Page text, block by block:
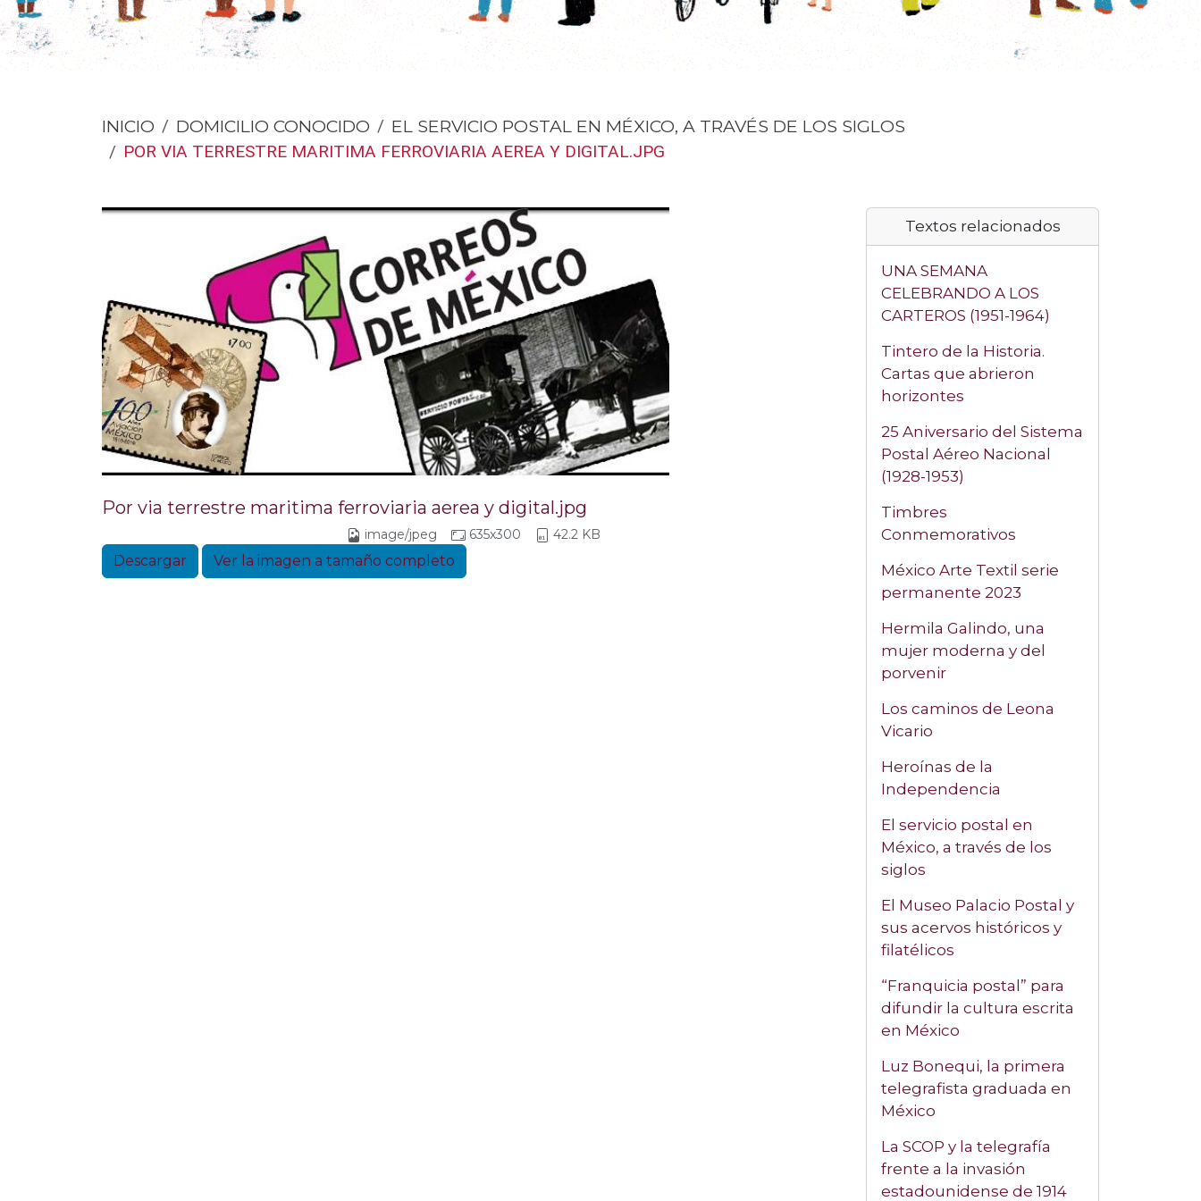
INICIO DOMICILIO CONOCIDO EL SERVICIO POSTAL EN MÉXICO, A TRAVÉS DE LOS SIGLOS
POR VIA TERRESTRE MARITIMA FERROVIARIA AEREA Y DIGITAL.JPG
Por via terrestre maritima ferroviaria aerea y digital.jpg
image/jpeg 635x300 42.2 KB
Descargar Ver la imagen a tamaño completo
Textos relacionados
UNA SEMANA
CELEBRANDO A LOS
CARTEROS (1951-1964)
Tintero de la Historia.
Cartas que abrieron
horizontes
25 Aniversario del Sistema
Postal Aéreo Nacional
(1928-1953)
Timbres
Conmemorativos
México Arte Textil serie
permanente 2023
Hermila Galindo, una
mujer moderna y del
porvenir
Los caminos de Leona
Vicario
Heroínas de la
Independencia
El servicio postal en
México, a través de los
siglos
El Museo Palacio Postal y
sus acervos históricos y
filatélicos
“Franquicia postal” para
difundir la cultura escrita
en México
Luz Bonequi, la primera
telegrafista graduada en
México
La SCOP y la telegrafía
frente a la invasión
estadounidense de 1914